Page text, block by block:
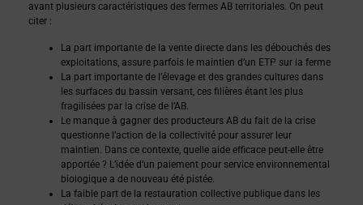
avant plusieurs caractéristiques des fermes AB territoriales. On peut
citer :
La part importante de la vente directe dans les débouchés des
exploitations, assure parfois le maintien d’un ETP sur la ferme
La part importante de l’élevage et des grandes cultures dans
les surfaces du bassin versant, ces filières étant les plus
fragilisées par la crise de l’AB.
Le manque à gagner des producteurs AB du fait de la crise
questionne l’action de la collectivité pour assurer leur
maintien. Dans ce contexte, quelle aide efficace peut-elle être
apportée ? L’idée d’un paiement pour service environnemental
biologique a de nouveau été pistée.
La faible part de la restauration collective publique dans les